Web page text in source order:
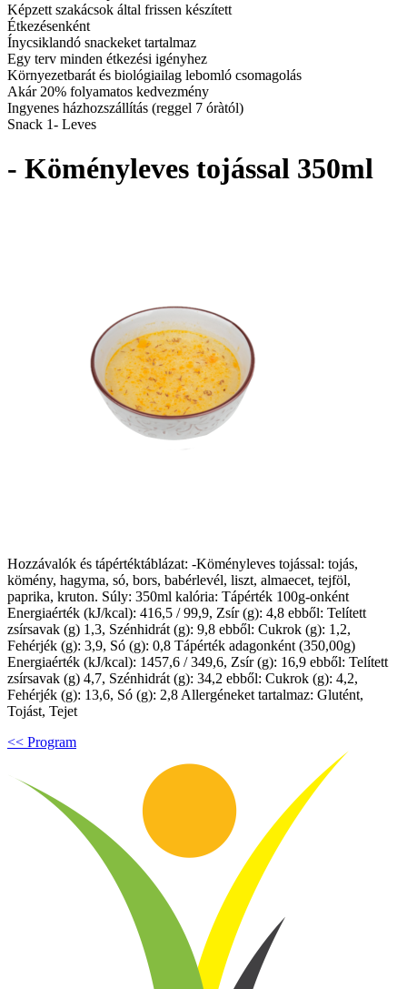
Képzett szakácsok által frissen készített
Étkezésenként
Ínycsiklandó snackeket tartalmaz
Egy terv minden étkezési igényhez
Környezetbarát és biológiailag lebomló csomagolás
Akár 20% folyamatos kedvezmény
Ingyenes házhozszállítás (reggel 7 óràtól)
Snack 1- Leves
- Köményleves tojással 350ml
Hozzávalók és tápértéktáblázat: -Köményleves tojással: tojás,
kömény, hagyma, só, bors, babérlevél, liszt, almaecet, tejföl,
paprika, kruton. Súly: 350ml kalória: Tápérték 100g-onként
Energiaérték (kJ/kcal): 416,5 / 99,9, Zsír (g): 4,8 ebből: Telített
zsírsavak (g) 1,3, Szénhidrát (g): 9,8 ebből: Cukrok (g): 1,2,
Fehérjék (g): 3,9, Só (g): 0,8 Tápérték adagonként (350,00g)
Energiaérték (kJ/kcal): 1457,6 / 349,6, Zsír (g): 16,9 ebből: Telített
zsírsavak (g) 4,7, Szénhidrát (g): 34,2 ebből: Cukrok (g): 4,2,
Fehérjék (g): 13,6, Só (g): 2,8 Allergéneket tartalmaz: Glutént,
Tojást, Tejet
<< Program